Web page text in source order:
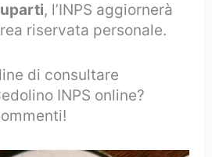
, l’INPS aggiornerà
riservata personale.
di consultare
INPS online?